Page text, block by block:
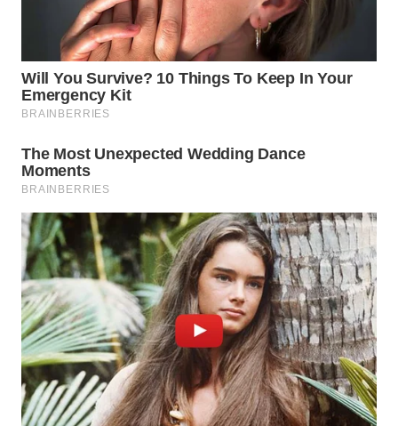
WN
NUSANTARA
WN
JOGJA
WN
JATIM
WN
BALI
WN
KALBAR
WN
KALTENG
WN